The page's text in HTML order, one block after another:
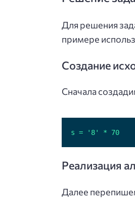
Для решения
примере
Создание
Сначала
s = '8' * 70
Реализация
Далее